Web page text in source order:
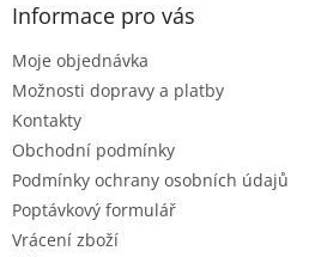
Informace pro vás
Moje objednávka
Možnosti dopravy a platby
Kontakty
Obchodní podmínky
Podmínky ochrany osobních údajů
Poptávkový formulář
Vrácení zboží